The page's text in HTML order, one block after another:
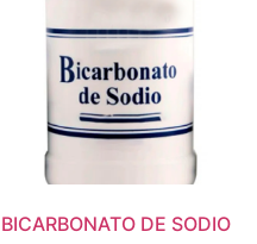
BICARBONATO DE SODIO